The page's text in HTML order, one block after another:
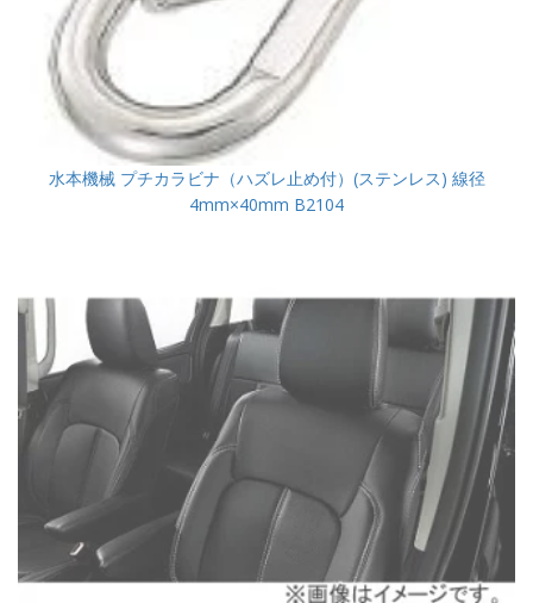
水本機械 プチカラビナ（ハズレ止め付）(ステンレス) 線径
4mm×40mm B2104